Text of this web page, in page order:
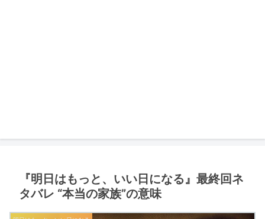
『明日はもっと、いい日になる』最終回ネ
タバレ “本当の家族”の意味